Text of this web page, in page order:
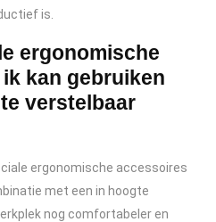
is.
ergonomische
kan gebruiken
verstelbaar
ergonomische accessoires
met een in hoogte
nog comfortabeler en